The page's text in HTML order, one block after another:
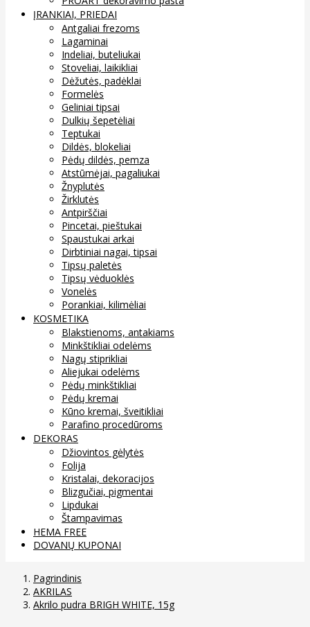
ĮRANKIAI, PRIEDAI
Antgaliai frezoms
Lagaminai
Indeliai, buteliukai
Stoveliai, laikikliai
Dėžutės, padėklai
Formelės
Geliniai tipsai
Dulkių šepetėliai
Teptukai
Dildės, blokeliai
Pėdų dildės, pemza
Atstūmėjai, pagaliukai
Žnyplutės
Žirklutės
Antpirščiai
Pincetai, pieštukai
Spaustukai arkai
Dirbtiniai nagai, tipsai
Tipsų paletės
Tipsų vėduoklės
Vonelės
Porankiai, kilimėliai
KOSMETIKA
Blakstienoms, antakiams
Minkštikliai odelėms
Nagų stiprikliai
Aliejukai odelėms
Pėdų minkštikliai
Pėdų kremai
Kūno kremai, šveitikliai
Parafino procedūroms
DEKORAS
Džiovintos gėlytės
Folija
Kristalai, dekoracijos
Blizgučiai, pigmentai
Lipdukai
Štampavimas
HEMA FREE
DOVANŲ KUPONAI
Pagrindinis
AKRILAS
Akrilo pudra BRIGH WHITE, 15g